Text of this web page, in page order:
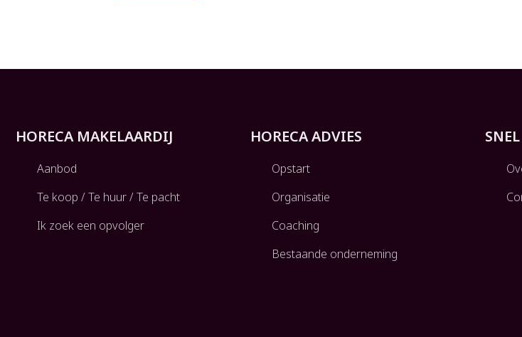
HORECA MAKELAARDIJ
Aanbod
Te koop / Te huur / Te pacht
Ik zoek een opvolger
HORECA ADVIES
Opstart
Organisatie
Coaching
Bestaande onderneming